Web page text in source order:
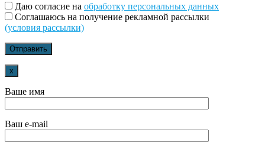
Даю согласие на обработку персональных данных
Соглашаюсь на получение рекламной рассылки
(условия рассылки)
x
Ваше имя
Ваш e-mail